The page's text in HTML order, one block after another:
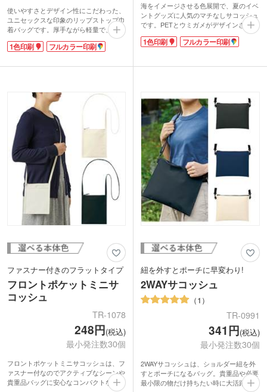
使いやすさとデザイン性にこだわった、
ユニセックスな印象のリップストップ巾
着バッグです。厚手ながら軽量で、裂け
に強いタフな生地感が魅力。口元のギャ
ザーと柄入りの紐がスタイリッシュなア
る実用的なサイズ感で、ボトルや貴重品
り、アウトドアブランドのノベルティや
イベントグッズとして、高いデザイン性
を活かした自由な表現が可能です。
1色印刷 フルカラー印刷
海をイメージさせる色展開で、夏のイベ
ントグッズに人気のマチなしサコッシュ
です。PETとウミガメがデザインされた
OBP専用のネームタグが付いています。
ショルダーはテープを前後に縫製したお
でしょうか。お手頃な価格も魅力です。
【OBPとは？】
オーシャンバウンドプラスチックの略称
で、海岸から約50km以内の内陸部に廃
棄されているプラスチックのこと。
放置していると海に流出して海洋汚染の
原因になりうるプラスチックごみを再利
用することで環境汚染を軽減できること
で注目されています。
1色印刷 フルカラー印刷
ファスナー付きのフラットタイプ
フロントポケットミニサ
コッシュ
TR-1078
248円(税込)
最小発注数30個
フロントポケットミニサコッシュは、フ
ァスナー付なのでアクティブなシーンや
貴重品バッグに安心なコンパクトなサコ
紐を外すとポーチに早変わり!
2WAYサコッシュ
1
TR-0991
341円(税込)
最小発注数30個
2WAYサコッシュは、ショルダー紐を外
すとポーチになるバッグ。貴重品や必要
最小限の物だけ持ちたい時に大活躍!